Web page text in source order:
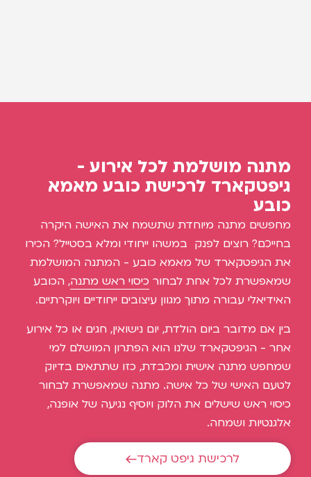
מתנה מושלמת לכל אירוע -
גיפטקארד לרכישת כובע מאמא
כובע
מחפשים מתנה מיוחדת שתשמח את האישה היקרה
בחייכם? רוצים לפנק במשהו ייחודי ומלא בסטייל? הכירו
את הגיפטקארד של מאמא כובע - המתנה המושלמת
שמאפשרת לכל אחת לבחור כיסוי ראש מתנה, הכובע
האידיאלי עבורה מתוך מגוון עיצובים ייחודיים ויוקרתיים.
בין אם מדובר ביום הולדת, יום נישואין, חגים או כל אירוע
אחר - הגיפטקארד שלנו הוא הפתרון המושלם למי
שמחפש מתנה אישית ומכבדת, כזו שתתאים בדיוק
לטעם האישי של כל אישה. מתנה שמאפשרת לבחור
כיסוי ראש שישלים את הלוק ויוסיף נגיעה של אופנה,
אלגנטיות ושמחה.
לרכישת גיפט קארד